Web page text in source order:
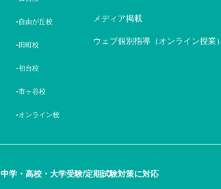
自由が丘校
田町校
初台校
市ヶ谷校
オンライン校
メディア掲載
ウェブ個別指導（オンライン授業）
中学・高校・大学受験/定期試験対策に対応